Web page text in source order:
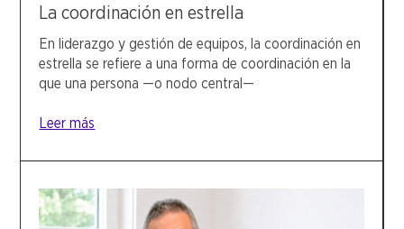
La coordinación en estrella
En liderazgo y gestión de equipos, la coordinación en
estrella se refiere a una forma de coordinación en la
que una persona —o nodo central—
Leer más